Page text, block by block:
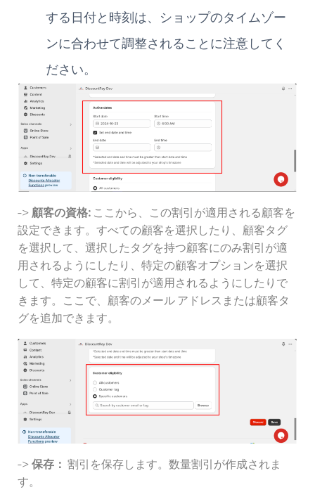
する日付と時刻は、ショップのタイムゾー
ンに合わせて調整されることに注意してく
ださい。
-> 顧客の資格: ここから、この割引が適用される顧客を
設定できます。すべての顧客を選択したり、顧客タグ
を選択して、選択したタグを持つ顧客にのみ割引が適
用されるようにしたり、特定の顧客オプションを選択
して、特定の顧客に割引が適用されるようにしたりで
きます。ここで、顧客のメール アドレスまたは顧客タ
グを追加できます。
-> 保存： 割引を保存します。数量割引が作成されま
す。